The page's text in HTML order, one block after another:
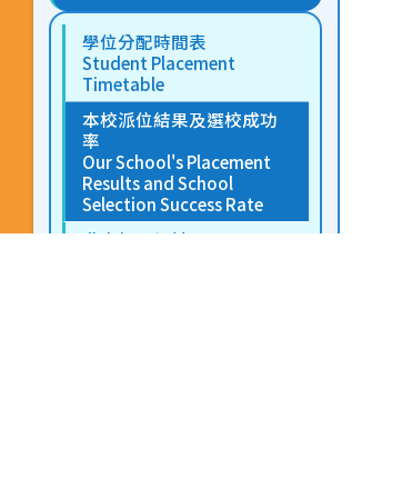
學位分配時間表
Student Placement
Timetable
本校派位結果及選校成功
率
Our School's Placement
Results and School
Selection Success Rate
升中相關網址